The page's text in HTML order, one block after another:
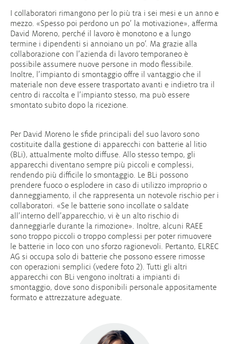
I collaboratori rimangono per lo più tra i sei mesi e un anno e
mezzo. «Spesso poi perdono un po’ la motivazione», afferma
David Moreno, perché il lavoro è monotono e a lungo
termine i dipendenti si annoiano un po’. Ma grazie alla
collaborazione con l’azienda di lavoro temporaneo è
possibile assumere nuove persone in modo flessibile.
Inoltre, l’impianto di smontaggio offre il vantaggio che il
materiale non deve essere trasportato avanti e indietro tra il
centro di raccolta e l’impianto stesso, ma può essere
smontato subito dopo la ricezione.
Per David Moreno le sfide principali del suo lavoro sono
costituite dalla gestione di apparecchi con batterie al litio
(BLi), attualmente molto diffuse. Allo stesso tempo, gli
apparecchi diventano sempre più piccoli e complessi,
rendendo più difficile lo smontaggio. Le BLi possono
prendere fuoco o esplodere in caso di utilizzo improprio o
danneggiamento, il che rappresenta un notevole rischio per i
collaboratori. «Se le batterie sono incollate o saldate
all’interno dell’apparecchio, vi è un alto rischio di
danneggiarle durante la rimozione». Inoltre, alcuni RAEE
sono troppo piccoli o troppo complessi per poter rimuovere
le batterie in loco con uno sforzo ragionevoli. Pertanto, ELREC
AG si occupa solo di batterie che possono essere rimosse
con operazioni semplici (vedere foto 2). Tutti gli altri
apparecchi con BLi vengono inoltrati a impianti di
smontaggio, dove sono disponibili personale appositamente
formato e attrezzature adeguate.